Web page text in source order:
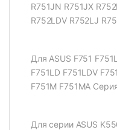
R751JN R751JX
R752LDV R752LJ
Для ASUS F751
F751LD F751LDV
F751M F751MA
Для серии ASUS